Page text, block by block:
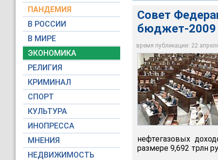
ПАНДЕМИЯ
В РОССИИ
В МИРЕ
ЭКОНОМИКА
РЕЛИГИЯ
КРИМИНАЛ
СПОРТ
КУЛЬТУРА
ИНОПРЕССА
МНЕНИЯ
НЕДВИЖИМОСТЬ
Совет
бюджет-2009
время публикации: 22
Совет Федерации
Архив NEWSru.com
нефтегазовых
размере 9,692 трлн